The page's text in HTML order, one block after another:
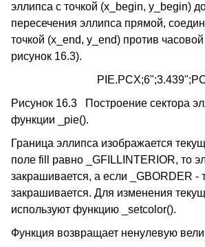
эллипса с точкой (x_begin, y_begin)
пересечения эллипса прямой,
точкой (x_end, y_end) против
рисунок 16.3).
Рисунок 16.3 Построение сектора
функции _pie().
Граница эллипса изображается
поле fill равно _GFILLINTERIOR, то
закрашивается, а если _GBORDER -
закрашивается. Для изменения
используют функцию _setcolor().
Функция возвращает ненулевую